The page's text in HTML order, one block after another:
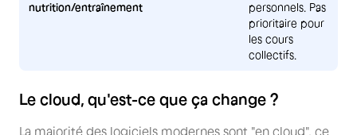
nutrition/entraînement
personnels. Pas
prioritaire pour
les cours
collectifs.
Le cloud, qu'est-ce que ça change ?
La majorité des logiciels modernes sont "en cloud", ce